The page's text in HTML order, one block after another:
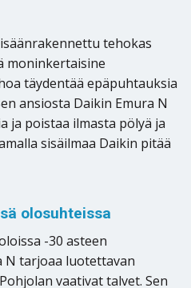
tehokas
moninkertaisine
täydentää epäpuhtauksia
ansiosta Daikin Emura N
ja poistaa ilmasta pölyä ja
sisäilmaa Daikin pitää
olosuhteissa
-30 asteen
N tarjoaa luotettavan
vaativat talvet. Sen